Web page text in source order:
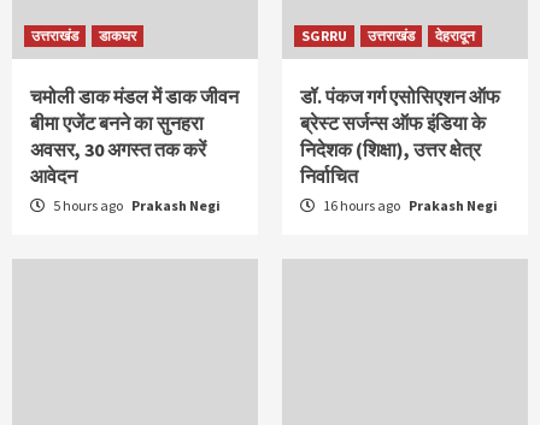
उत्तराखंड डाकघर
चमोली डाक मंडल में डाक जीवन
बीमा एजेंट बनने का सुनहरा
अवसर, 30 अगस्त तक करें
आवेदन
5 hours ago Prakash Negi
SGRRU उत्तराखंड देहरादून
डॉ. पंकज गर्ग एसोसिएशन ऑफ
ब्रेस्ट सर्जन्स ऑफ इंडिया के
निदेशक (शिक्षा), उत्तर क्षेत्र
निर्वाचित
16 hours ago Prakash Negi